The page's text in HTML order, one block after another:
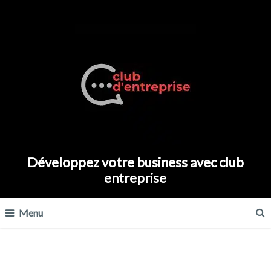
Développez votre business avec club
entreprise
Menu